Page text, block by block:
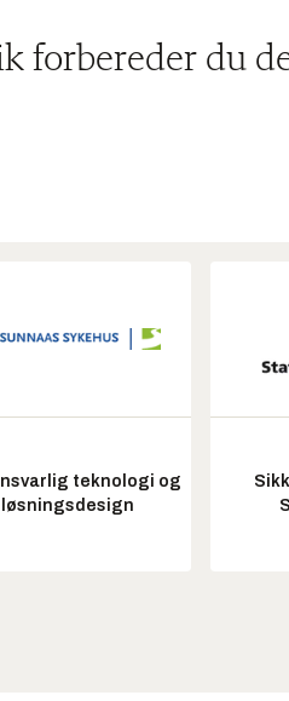
forbereder du
teknologi og
løsningsdesign